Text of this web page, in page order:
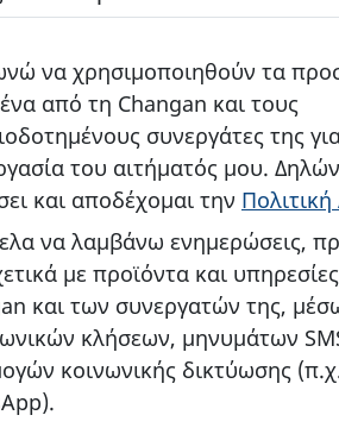
να χρησιμοποιηθούν τα
από τη Changan και τους
συνεργάτες της
του αιτήματός μου.
και αποδέχομαι την
να λαμβάνω ενημερώσεις,
με προϊόντα και
και των συνεργατών της,
κλήσεων, μηνυμάτων
κοινωνικής δικτύωσης